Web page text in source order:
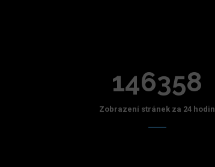
146358
Zobrazení stránek za 24 hodin